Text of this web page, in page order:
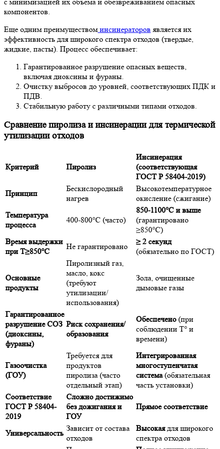
компонентов.
Еще одним преимуществом инсинераторов является их
эффективность для широкого спектра отходов (твердые,
жидкие, пасты). Процесс обеспечивает:
Гарантированное разрушение опасных веществ,
включая диоксины и фураны.
Очистку выбросов до уровней, соответствующих ПДК и
ПДВ.
Стабильную работу с различными типами отходов.
Сравнение пиролиза и инсинерации для термической
утилизации отходов
Критерий Пиролиз
Инсинерация
(соответствующая
ГОСТ Р 58404-2019)
Принцип
Бескислородный
нагрев
Высокотемпературное
окисление (сжигание)
Температура
процесса
400-800°C (часто)
850-1100°C и выше
(гарантировано
≥850°C)
Время выдержки
при T≥850°C
Не гарантировано
≥ 2 секунд
(обязательно по ГОСТ)
Основные
продукты
Пиролизный газ,
масло, кокс
(требуют
утилизации/
использования)
Зола, очищенные
дымовые газы
Гарантированное
разрушение СОЗ
(диоксины,
фураны)
Риск сохранения/
образования
Обеспечено (при
соблюдении T° и
времени)
Газоочистка
(ГОУ)
Требуется для
продуктов
пиролиза (часто
отдельный этап)
Интегрированная
многоступенчатая
система(обязательная
часть установки)
Соответствие
ГОСТ Р 58404-
2019
Сложно достижимо
без дожигания и
ГОУ
Прямое соответствие
Универсальность
Зависит от состава
отходов
Высокаядля широкого
спектра отходов